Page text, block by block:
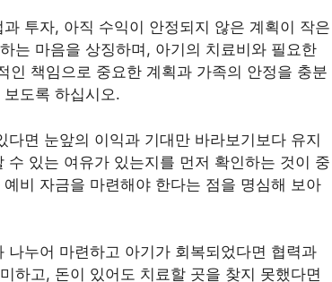
투자, 아직 수익이 안정되지 않은 계획이 작은
는 마음을 상징하며, 아기의 치료비와 필요한
인 책임으로 중요한 계획과 가족의 안정을 충분
도록 하십시오.
면 눈앞의 이익과 기대만 바라보기보다 유지
있는 여유가 있는지를 먼저 확인하는 것이 중
비 자금을 마련해야 한다는 점을 명심해 보아
누어 마련하고 아기가 회복되었다면 협력과
하고, 돈이 있어도 치료할 곳을 찾지 못했다면